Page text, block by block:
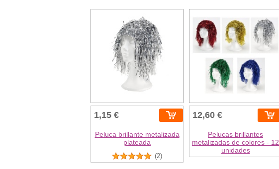
1,15 €
Peluca brillante metalizada
plateada
(2)
12,60 €
Pelucas brillantes
metalizadas de colores - 12
unidades